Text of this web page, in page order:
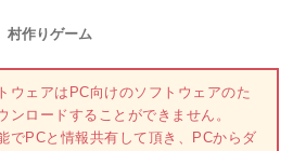
村作りゲーム
ウェアはPC向けのソフトウェアのた
ンロードすることができません。
でPCと情報共有して頂き、PCからダ